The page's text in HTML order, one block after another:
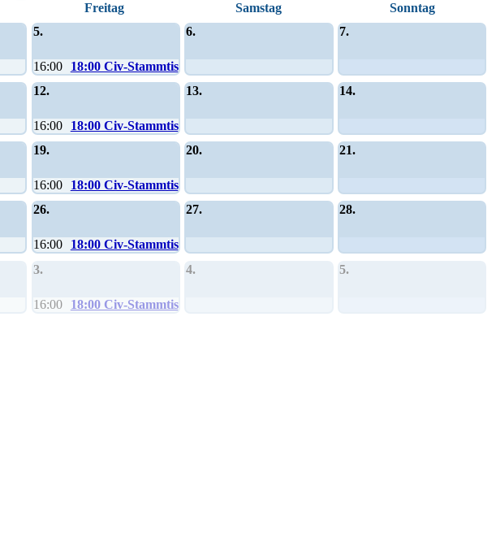
Freitag Samstag Sonntag
5.
16:00 18:00 Civ-Stammtisch
6. 7.
12.
16:00 18:00 Civ-Stammtisch
13. 14.
19.
16:00 18:00 Civ-Stammtisch
20. 21.
26.
16:00 18:00 Civ-Stammtisch
27. 28.
3.
16:00 18:00 Civ-Stammtisch
4. 5.